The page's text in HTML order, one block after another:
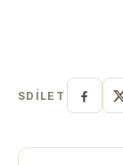
SDÍLET